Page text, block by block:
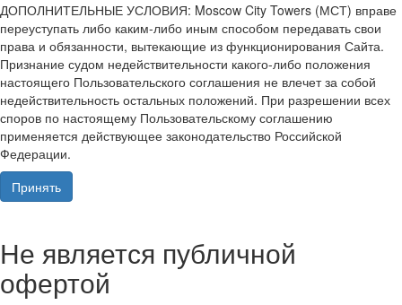
ДОПОЛНИТЕЛЬНЫЕ УСЛОВИЯ: Moscow City Towers (МСТ) вправе
переуступать либо каким-либо иным способом передавать свои
права и обязанности, вытекающие из функционирования Сайта.
Признание судом недействительности какого-либо положения
настоящего Пользовательского соглашения не влечет за собой
недействительность остальных положений. При разрешении всех
споров по настоящему Пользовательскому соглашению
применяется действующее законодательство Российской
Федерации.
Принять
Не является публичной
офертой